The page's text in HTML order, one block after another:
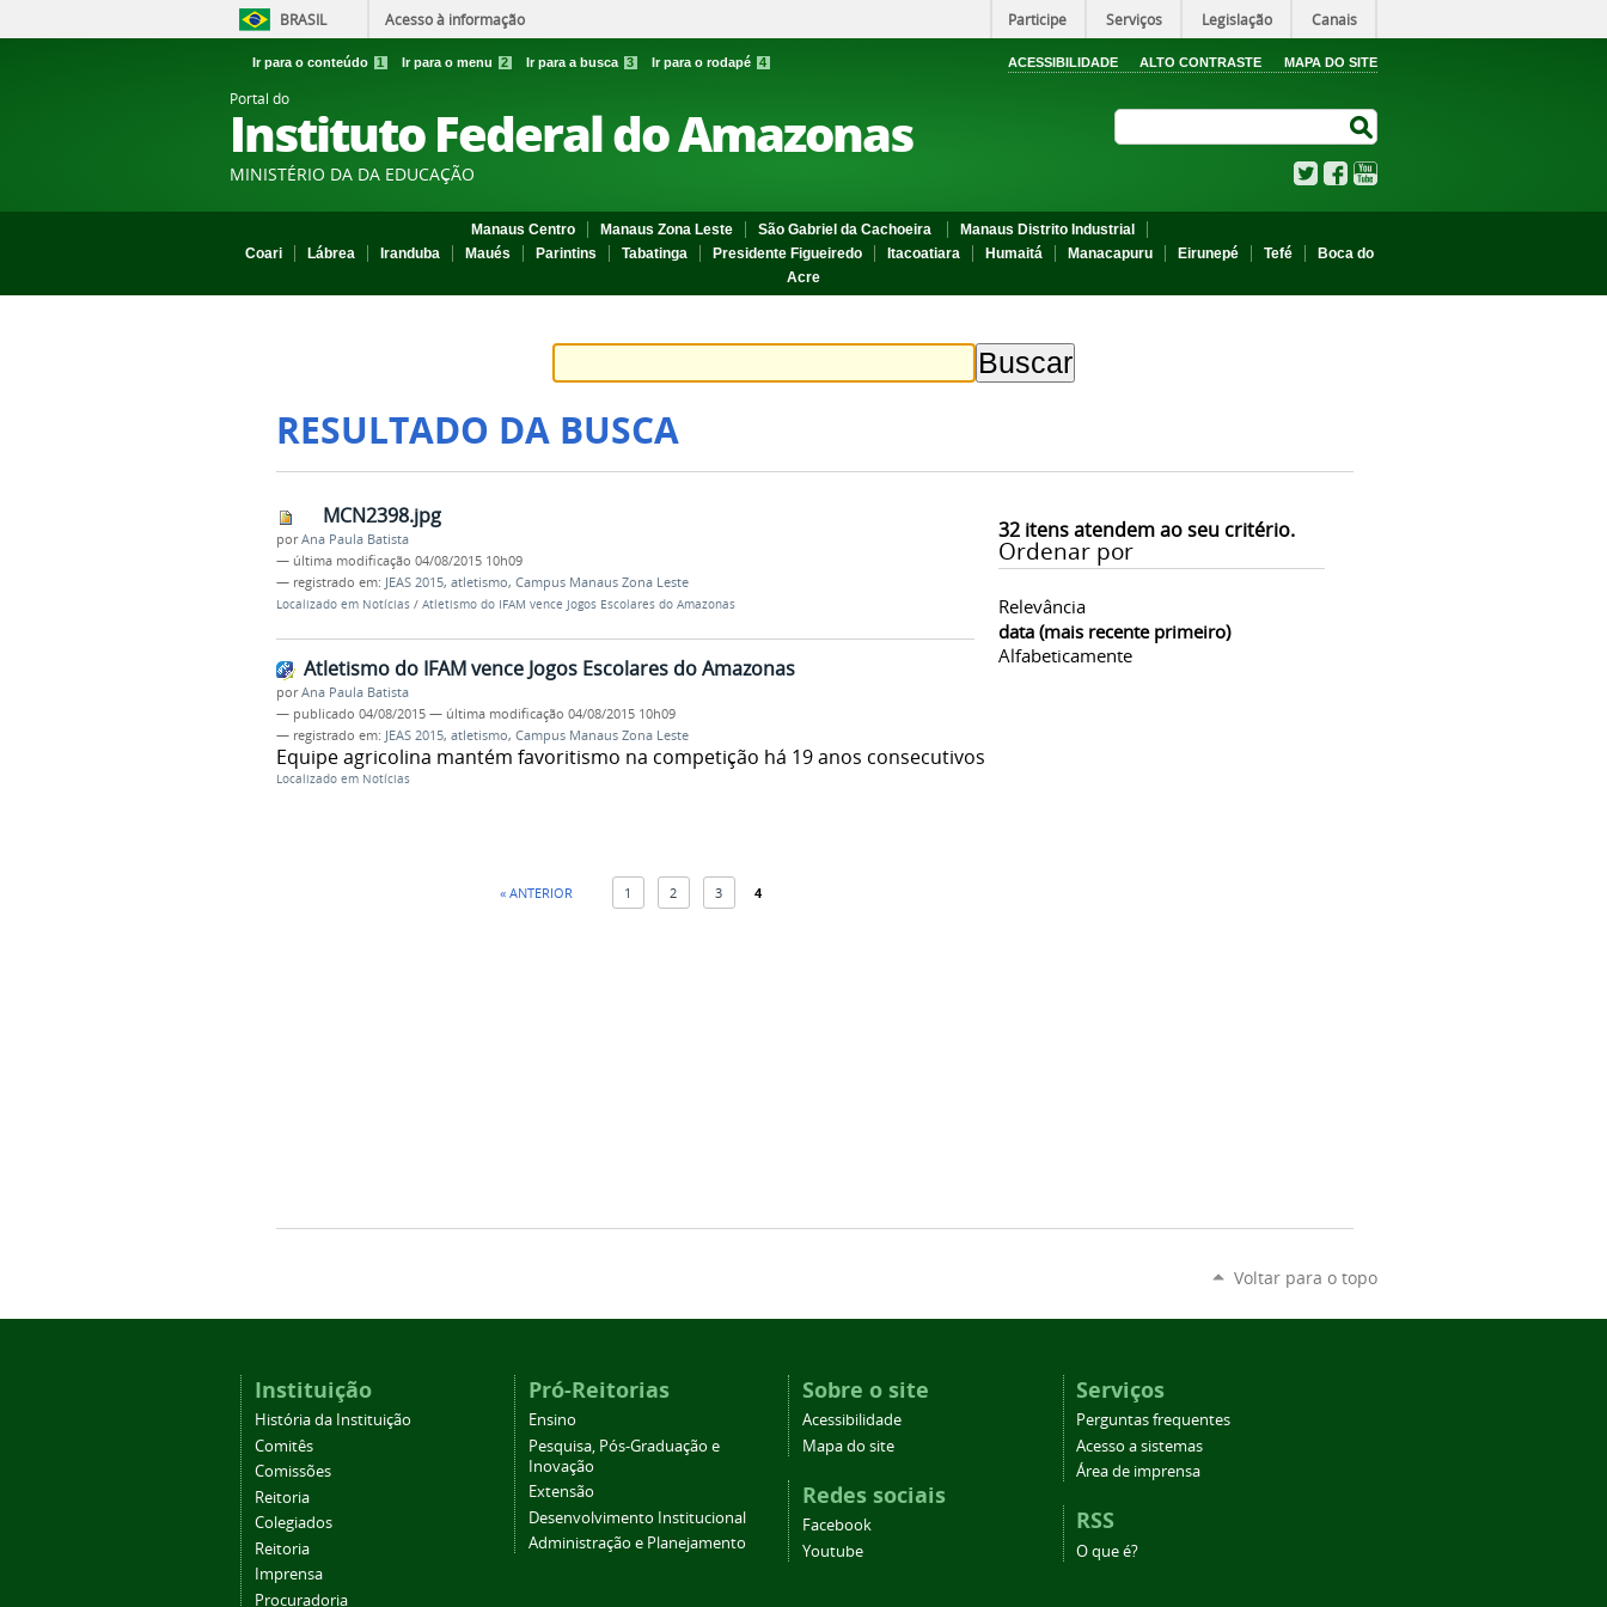
BRASIL Acesso à informação Participe Serviços Legislação Canais
Ir para o conteúdo 1 Ir para o menu 2 Ir para a busca 3 Ir para o rodapé 4 ACESSIBILIDADE ALTO CONTRASTE MAPA DO SITE
Portal do
Instituto Federal do Amazonas
MINISTÉRIO DA DA EDUCAÇÃO TwitterFacebook
Manaus Centro Manaus Zona Leste São Gabriel da Cachoeira
Manaus Distrito Industrial
Coari
Lábrea Iranduba Maués Parintins Tabatinga Presidente Figueiredo Itacoatiara Humaitá Manacapuru Eirunepé Tefé
Boca do
Acre
RESULTADO DA BUSCA
32itens atendem ao seu critério.
Ordenar por
Relevância
data (mais recente primeiro)
Alfabeticamente
MCN2398.jpg
porAna Paula Batista
— última modificação 04/08/2015 10h09
— registrado em: JEAS 2015, atletismo, Campus Manaus Zona Leste
Localizado em Notícias / Atletismo do IFAM vence Jogos Escolares do Amazonas
Atletismo do IFAM vence Jogos Escolares do Amazonas
porAna Paula Batista
— publicado 04/08/2015 — última modificação 04/08/2015 10h09
— registrado em: JEAS 2015, atletismo, Campus Manaus Zona Leste
Equipe agricolina mantém favoritismo na competição há 19 anos consecutivos
Localizado em Notícias
« ANTERIOR 1 2 3 4
Voltar para o topo
Instituição
História da Instituição
Comitês
Comissões
Reitoria
Colegiados
Reitoria
Imprensa
Procuradoria
Pró-Reitorias
Ensino
Pesquisa, Pós-Graduação e
Inovação
Extensão
Desenvolvimento Institucional
Administração e Planejamento
Sobre o site
Acessibilidade
Mapa do site
Redes sociais
Facebook
Youtube
Serviços
Perguntas frequentes
Acesso a sistemas
Área de imprensa
RSS
O que é?